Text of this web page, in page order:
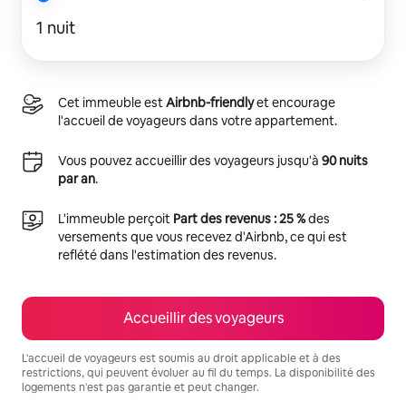
1 nuit
Cet immeuble estAirbnb-friendlyet encourage
l'accueil de voyageurs dans votre appartement.
Vous pouvez accueillir des voyageurs jusqu'à 90 nuits
par an.
L'immeuble perçoit Part des revenus : 25 %des
versements que vous recevez d'Airbnb, ce qui est
reflété dans l'estimation des revenus.
Accueillir des voyageurs
L'accueil de voyageurs est soumis au droit applicable et à des
restrictions, qui peuvent évoluer au fil du temps. La disponibilité des
logements n'est pas garantie et peut changer.